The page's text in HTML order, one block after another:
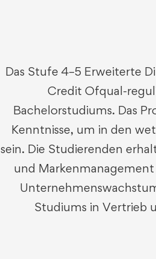
Das Stufe 4–5 Erweiterte
Credit Ofqual-
Bachelorstudiums. Das
Kenntnisse, um in den
sein. Die Studierenden
und
Studiums in Vertrieb